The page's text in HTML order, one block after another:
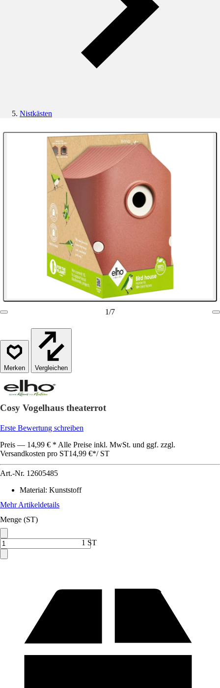
Nistkästen
1/7
Vergleichen
Cosy Vogelhaus theaterrot
Erste Bewertung schreiben
Preis — 14,99 € * Alle Preise inkl. MwSt. und ggf. zzgl.
Versandkosten pro ST14,99 €*/ ST
Art.-Nr. 12605485
Material: Kunststoff
Mehr Artikeldetails
Menge (ST)
1 ST